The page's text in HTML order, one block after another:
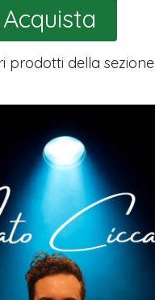
Acquista
prodotti della sezione